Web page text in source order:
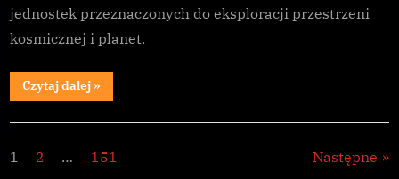
jednostek przeznaczonych do eksploracji przestrzeni
kosmicznej i planet.
Czytaj dalej“Zorgon
Peterson
statek
»
Stronicowanie
1 2 … 151 Następne